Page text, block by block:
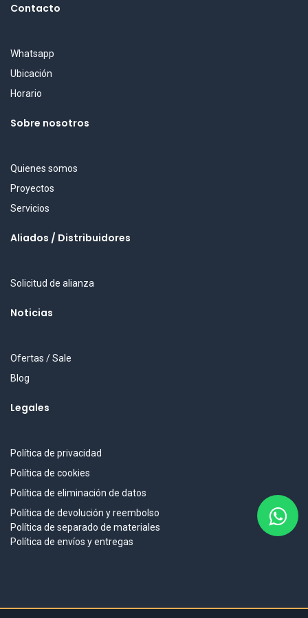
Contacto
Whatsapp
Ubicación
Horario
Sobre nosotros
Quienes somos
Proyectos
Servicios
Aliados / Distribuidores
Solicitud de alianza
Noticias
Ofertas / Sale
Blog
Legales
Política de privacidad
Política de cookies
Política de eliminación de datos
Política de devolución y reembolso
Política de separado de materiales
Política de envíos y entregas